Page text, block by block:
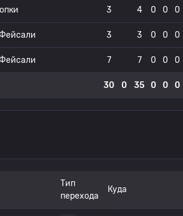
3 4 0 0 0
3 3 0 0 0
7 7 0 0 0
30 0 35 0 0 0
Тип
перехода
Куда